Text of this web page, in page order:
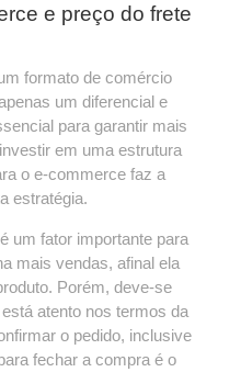
e preço do frete
formato de comércio
um diferencial e
para garantir mais
em uma estrutura
o e-commerce faz a
estratégia.
um fator importante para
mais vendas, afinal ela
Porém, deve-se
atento nos termos da
o pedido, inclusive
fechar a compra é o